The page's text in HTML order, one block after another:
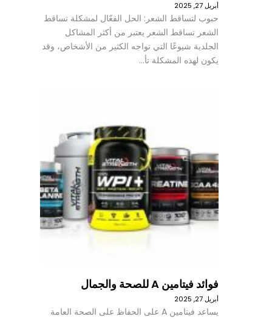
أبريل 27, 2025
حبوب لتساقط الشعر: الحل الفعّال لمشكلة تساقط
الشعر تساقط الشعر يعتبر من أكثر المشاكل
الجلدية شيوعًا التي تواجه الكثير من الأشخاص، وقد
يكون لهذه المشكلة تأ…
فوائد فيتامين A للصحة والجمال
أبريل 27, 2025
يساعد فيتامين A على الحفاظ على الصحة العامة